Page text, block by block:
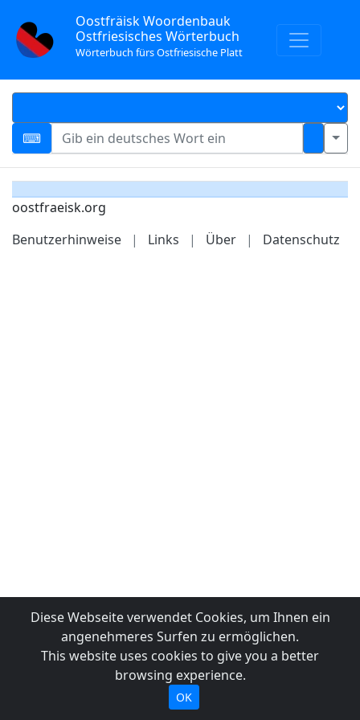
Oostfräisk Woordenbauk
Ostfriesisches Wörterbuch
Wörterbuch fürs Ostfriesische Platt
oostfraeisk.org
Benutzerhinweise
| Links | Über | Datenschutz
Diese Webseite verwendet Cookies, um Ihnen ein
angenehmeres Surfen zu ermöglichen.
This website uses cookies to give you a better
browsing experience.
OK